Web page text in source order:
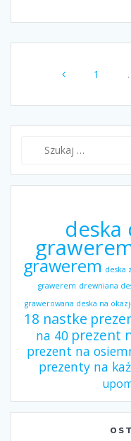
wpisówStrona
1
deska
grawerem deska
grawerem drewniana
grawerowana deska na
18 nastke
na 40 prezent
prezent na
prezenty na